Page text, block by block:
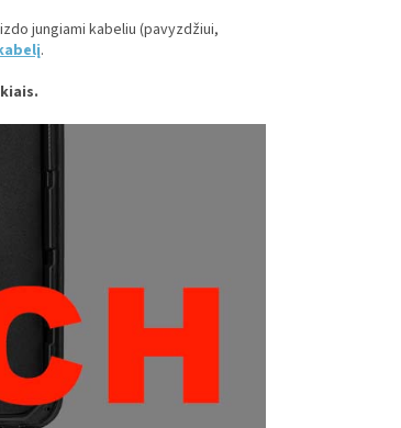
jungiami kabeliu (pavyzdžiui,
.